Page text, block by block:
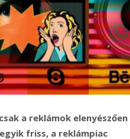
a reklámok elenyészően
friss, a reklámpiac